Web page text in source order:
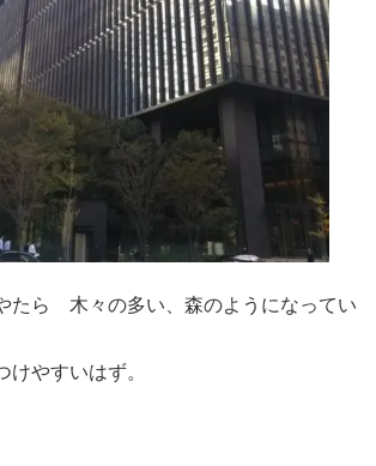
たら 木々の多い、森のようになってい
けやすいはず。